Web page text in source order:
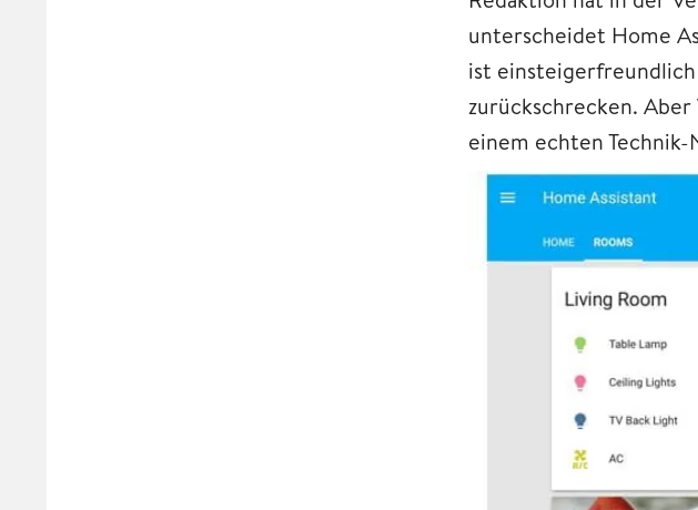
unterscheidet Home
ist
zurückschrecken.
einem echten